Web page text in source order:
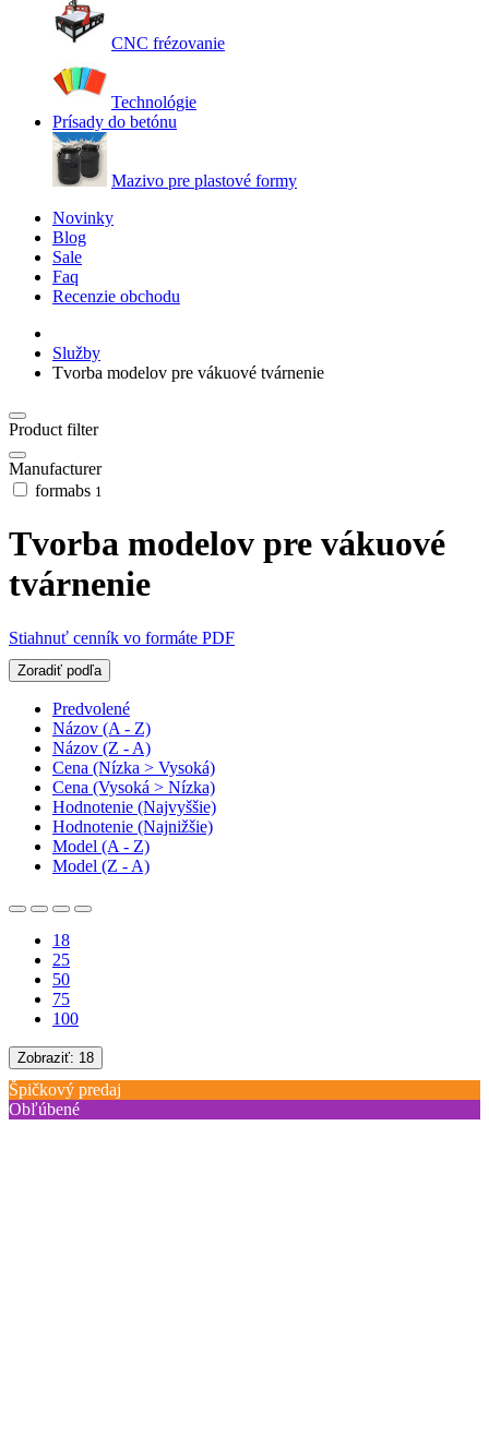
CNC frézovanie
Technológie
Prísady do betónu
Mazivo pre plastové formy
Novinky
Blog
Sale
Faq
Recenzie obchodu
Služby
Tvorba modelov pre vákuové tvárnenie
Product filter
Manufacturer
formabs 1
Tvorba modelov pre vákuové
tvárnenie
Stiahnuť cenník vo formáte PDF
Zoradiť podľa
Predvolené
Názov (A - Z)
Názov (Z - A)
Cena (Nízka > Vysoká)
Cena (Vysoká > Nízka)
Hodnotenie (Najvyššie)
Hodnotenie (Najnižšie)
Model (A - Z)
Model (Z - A)
18
25
50
75
100
Zobraziť: 18
Špičkový predaj
Obľúbené